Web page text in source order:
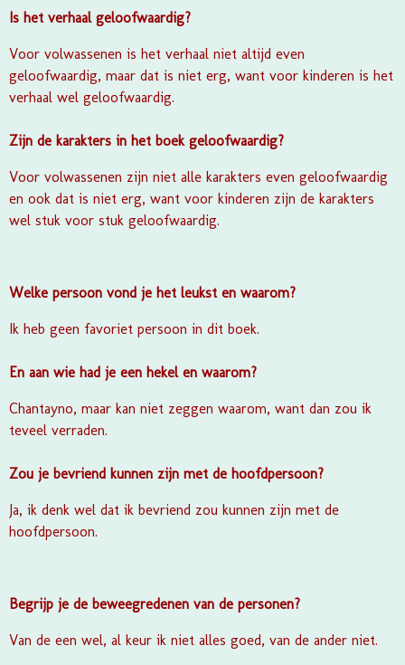
Is het verhaal geloofwaardig?
Voor volwassenen is het verhaal niet altijd even
geloofwaardig, maar dat is niet erg, want voor kinderen is het
verhaal wel geloofwaardig.
Zijn de karakters in het boek geloofwaardig?
Voor volwassenen zijn niet alle karakters even geloofwaardig
en ook dat is niet erg, want voor kinderen zijn de karakters
wel stuk voor stuk geloofwaardig.
Welke persoon vond je het leukst en waarom?
Ik heb geen favoriet persoon in dit boek.
En aan wie had je een hekel en waarom?
Chantayno, maar kan niet zeggen waarom, want dan zou ik
teveel verraden.
Zou je bevriend kunnen zijn met de hoofdpersoon?
Ja, ik denk wel dat ik bevriend zou kunnen zijn met de
hoofdpersoon.
Begrijp je de beweegredenen van de personen?
Van de een wel, al keur ik niet alles goed, van de ander niet.